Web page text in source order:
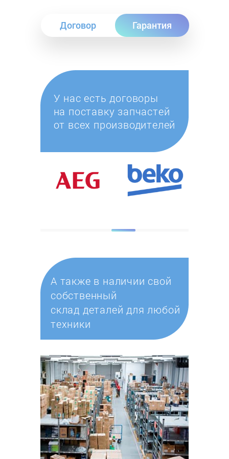
Договор Гарантия
У нас есть договоры
на поставку запчастей
от всех производителей
А также в наличии свой
собственный
склад деталей для любой
техники